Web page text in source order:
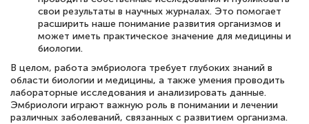
свои результаты в научных журналах. Это помогает
расширить наше понимание развития организмов и
может иметь практическое значение для медицины и
биологии.
В целом, работа эмбриолога требует глубоких знаний в
области биологии и медицины, а также умения проводить
лабораторные исследования и анализировать данные.
Эмбриологи играют важную роль в понимании и лечении
различных заболеваний, связанных с развитием организма.